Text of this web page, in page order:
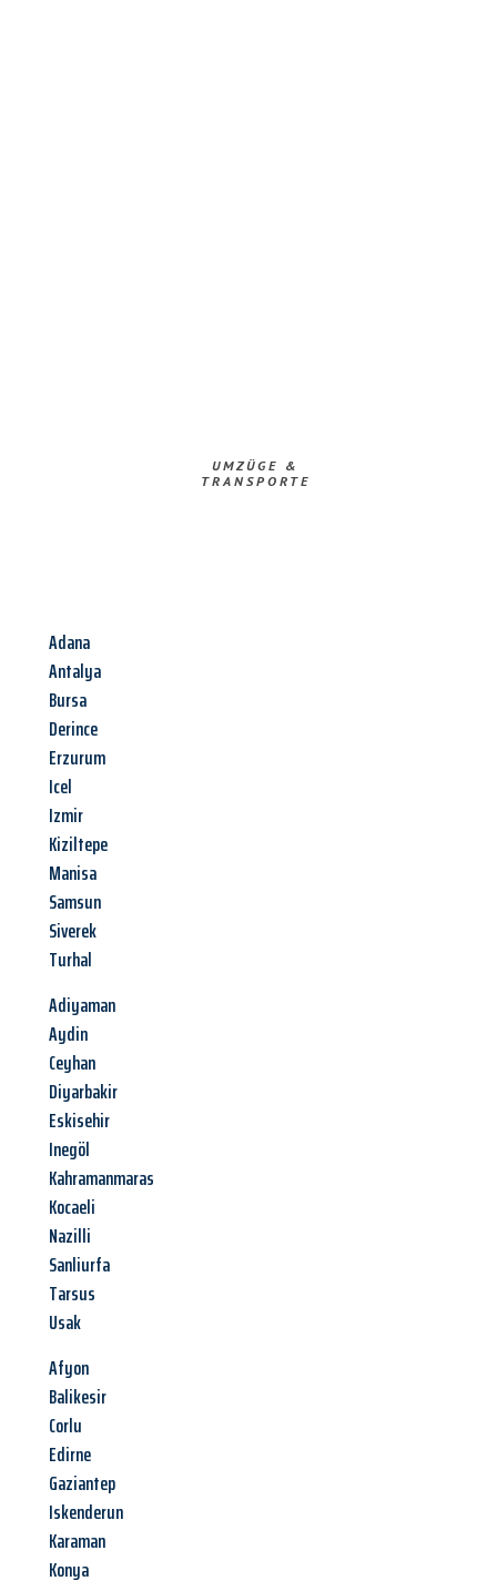
UMZÜGE &
TRANSPORTE
Adana
Antalya
Bursa
Derince
Erzurum
Icel
Izmir
Kiziltepe
Manisa
Samsun
Siverek
Turhal
Adiyaman
Aydin
Ceyhan
Diyarbakir
Eskisehir
Inegöl
Kahramanmaras
Kocaeli
Nazilli
Sanliurfa
Tarsus
Usak
Afyon
Balikesir
Corlu
Edirne
Gaziantep
Iskenderun
Karaman
Konya